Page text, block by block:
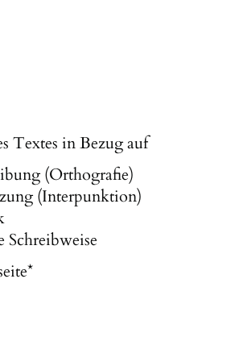
Textes in Bezug auf
(Orthografie)
(Interpunktion)
Schreibweise